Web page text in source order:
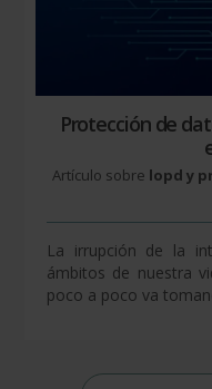
Protección de
Artículo sobre lopd y
La irrupción de la
ámbitos de nuestra
poco a poco va